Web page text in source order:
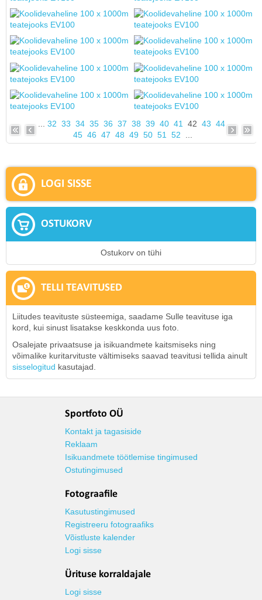
32 33 34 35 36 37 38 39 40 41 42 43 44
45 46 47 48 49 50 51 52
LOGI SISSE
OSTUKORV
Ostukorv on tühi
TELLI TEAVITUSED
Liitudes teavituste süsteemiga, saadame Sulle teavituse iga
kord, kui sinust lisatakse keskkonda uus foto.
Osalejate privaatsuse ja isikuandmete kaitsmiseks ning
võimalike kuritarvituste vältimiseks saavad teavitusi tellida ainult
sisselogitud kasutajad.
Sportfoto OÜ
Kontakt ja tagasiside
Reklaam
Isikuandmete töötlemise tingimused
Ostutingimused
Fotograafile
Kasutustingimused
Registreeru fotograafiks
Võistluste kalender
Logi sisse
Ürituse korraldajale
Logi sisse